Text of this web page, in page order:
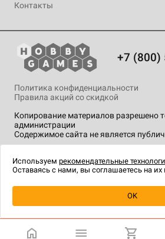
Уведомить о
Контакты
+7 (800)
Копирование материалов разрешено
администрации
Содержимое сайта не является
Политика конфиденциальности
Правила акций со скидкой
технологии.
Используем рекомендательные
Оставаясь с нами, вы соглашаетесь на
OK